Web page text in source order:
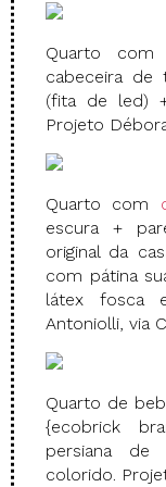
Quarto
cabeceira de
(fita de led)
Projeto
Quarto com
escura +
original da
com pátina
látex fosca
Antoniolli, via
Quarto de
{ecobrick
persiana
colorido.